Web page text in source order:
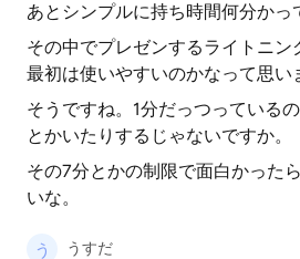
あとシンプルに持ち時間何分かっ
その中でプレゼンするライトニ
最初は使いやすいのかなって思い
そうですね。1分だっつっている
とかいたりするじゃないですか。
その7分とかの制限で面白かった
いな。
うすだ